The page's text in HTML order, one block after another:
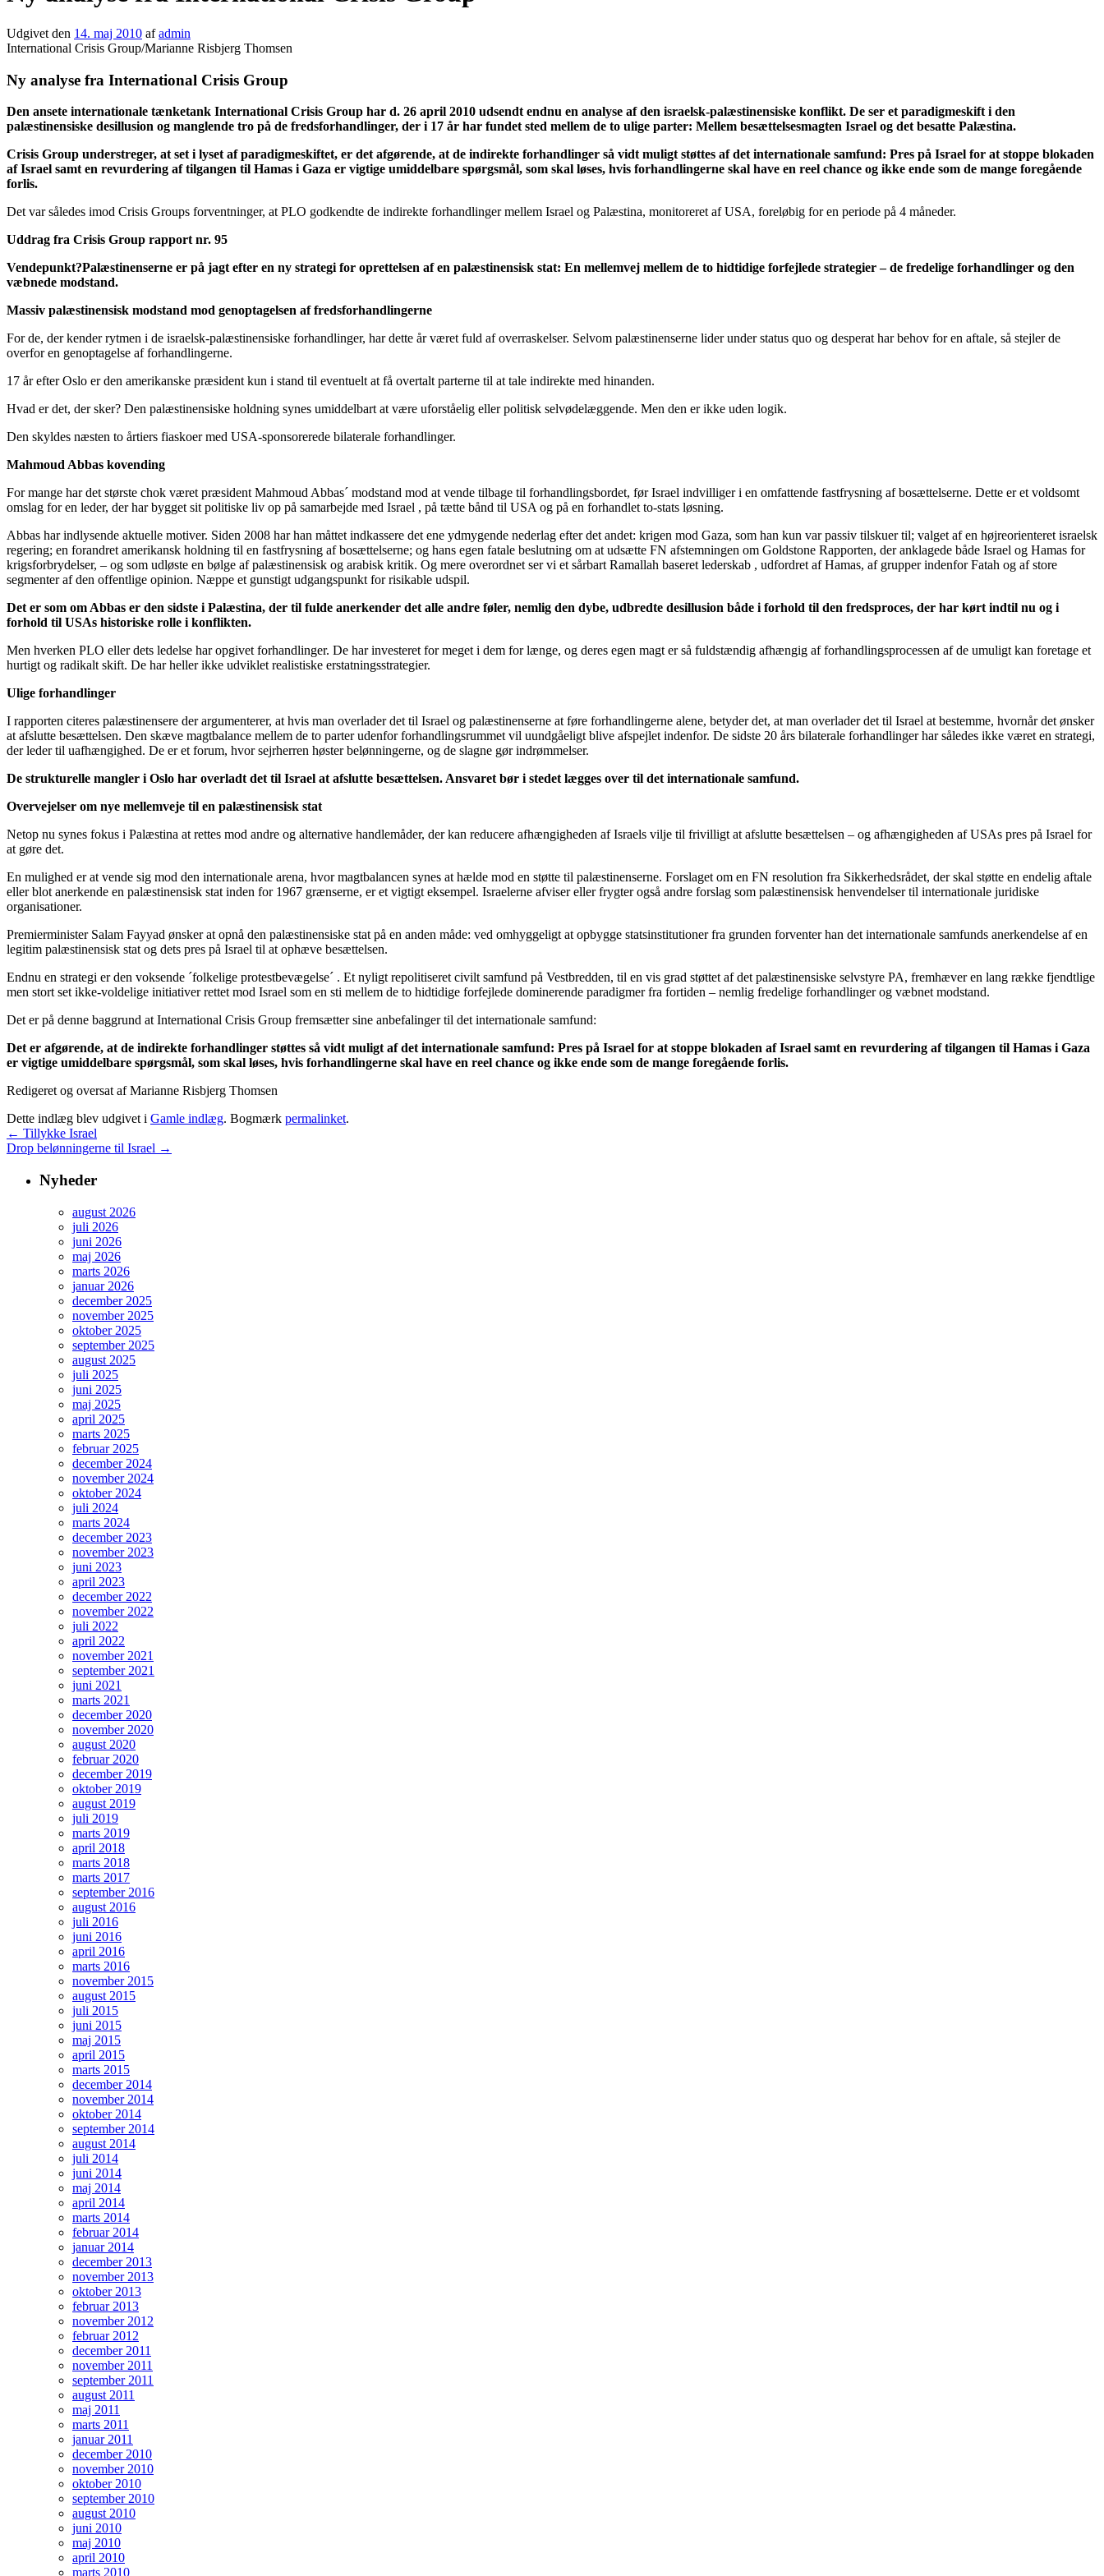
Udgivet den 14. maj 2010 af admin
International Crisis Group/Marianne Risbjerg Thomsen
Ny analyse fra International Crisis Group
Den ansete internationale tænketank International Crisis Group har d. 26 april 2010 udsendt endnu en analyse af den israelsk-palæstinensiske konflikt. De ser et paradigmeskift i den
palæstinensiske desillusion og manglende tro på de fredsforhandlinger, der i 17 år har fundet sted mellem de to ulige parter: Mellem besættelsesmagten Israel og det besatte Palæstina.
Crisis Group understreger, at set i lyset af paradigmeskiftet, er det afgørende, at de indirekte forhandlinger så vidt muligt støttes af det internationale samfund: Pres på Israel for at stoppe blokaden
af Israel samt en revurdering af tilgangen til Hamas i Gaza er vigtige umiddelbare spørgsmål, som skal løses, hvis forhandlingerne skal have en reel chance og ikke ende som de mange foregående
forlis.
Det var således imod Crisis Groups forventninger, at PLO godkendte de indirekte forhandlinger mellem Israel og Palæstina, monitoreret af USA, foreløbig for en periode på 4 måneder.
Uddrag fra Crisis Group rapport nr. 95
Vendepunkt?Palæstinenserne er på jagt efter en ny strategi for oprettelsen af en palæstinensisk stat: En mellemvej mellem de to hidtidige forfejlede strategier – de fredelige forhandlinger og den
væbnede modstand.
Massiv palæstinensisk modstand mod genoptagelsen af fredsforhandlingerne
For de, der kender rytmen i de israelsk-palæstinensiske forhandlinger, har dette år været fuld af overraskelser. Selvom palæstinenserne lider under status quo og desperat har behov for en aftale, så stejler de
overfor en genoptagelse af forhandlingerne.
17 år efter Oslo er den amerikanske præsident kun i stand til eventuelt at få overtalt parterne til at tale indirekte med hinanden.
Hvad er det, der sker? Den palæstinensiske holdning synes umiddelbart at være uforståelig eller politisk selvødelæggende. Men den er ikke uden logik.
Den skyldes næsten to årtiers fiaskoer med USA-sponsorerede bilaterale forhandlinger.
Mahmoud Abbas kovending
For mange har det største chok været præsident Mahmoud Abbas´ modstand mod at vende tilbage til forhandlingsbordet, før Israel indvilliger i en omfattende fastfrysning af bosættelserne. Dette er et voldsomt
omslag for en leder, der har bygget sit politiske liv op på samarbejde med Israel , på tætte bånd til USA og på en forhandlet to-stats løsning.
Abbas har indlysende aktuelle motiver. Siden 2008 har han måttet indkassere det ene ydmygende nederlag efter det andet: krigen mod Gaza, som han kun var passiv tilskuer til; valget af en højreorienteret israelsk
regering; en forandret amerikansk holdning til en fastfrysning af bosættelserne; og hans egen fatale beslutning om at udsætte FN afstemningen om Goldstone Rapporten, der anklagede både Israel og Hamas for
krigsforbrydelser, – og som udløste en bølge af palæstinensisk og arabisk kritik. Og mere overordnet ser vi et sårbart Ramallah baseret lederskab , udfordret af Hamas, af grupper indenfor Fatah og af store
segmenter af den offentlige opinion. Næppe et gunstigt udgangspunkt for risikable udspil.
Det er som om Abbas er den sidste i Palæstina, der til fulde anerkender det alle andre føler, nemlig den dybe, udbredte desillusion både i forhold til den fredsproces, der har kørt indtil nu og i
forhold til USAs historiske rolle i konflikten.
Men hverken PLO eller dets ledelse har opgivet forhandlinger. De har investeret for meget i dem for længe, og deres egen magt er så fuldstændig afhængig af forhandlingsprocessen af de umuligt kan foretage et
hurtigt og radikalt skift. De har heller ikke udviklet realistiske erstatningsstrategier.
Ulige forhandlinger
I rapporten citeres palæstinensere der argumenterer, at hvis man overlader det til Israel og palæstinenserne at føre forhandlingerne alene, betyder det, at man overlader det til Israel at bestemme, hvornår det ønsker
at afslutte besættelsen. Den skæve magtbalance mellem de to parter udenfor forhandlingsrummet vil uundgåeligt blive afspejlet indenfor. De sidste 20 års bilaterale forhandlinger har således ikke været en strategi,
der leder til uafhængighed. De er et forum, hvor sejrherren høster belønningerne, og de slagne gør indrømmelser.
De strukturelle mangler i Oslo har overladt det til Israel at afslutte besættelsen. Ansvaret bør i stedet lægges over til det internationale samfund.
Overvejelser om nye mellemveje til en palæstinensisk stat
Netop nu synes fokus i Palæstina at rettes mod andre og alternative handlemåder, der kan reducere afhængigheden af Israels vilje til frivilligt at afslutte besættelsen – og afhængigheden af USAs pres på Israel for
at gøre det.
En mulighed er at vende sig mod den internationale arena, hvor magtbalancen synes at hælde mod en støtte til palæstinenserne. Forslaget om en FN resolution fra Sikkerhedsrådet, der skal støtte en endelig aftale
eller blot anerkende en palæstinensisk stat inden for 1967 grænserne, er et vigtigt eksempel. Israelerne afviser eller frygter også andre forslag som palæstinensisk henvendelser til internationale juridiske
organisationer.
Premierminister Salam Fayyad ønsker at opnå den palæstinensiske stat på en anden måde: ved omhyggeligt at opbygge statsinstitutioner fra grunden forventer han det internationale samfunds anerkendelse af en
legitim palæstinensisk stat og dets pres på Israel til at ophæve besættelsen.
Endnu en strategi er den voksende ´folkelige protestbevægelse´ . Et nyligt repolitiseret civilt samfund på Vestbredden, til en vis grad støttet af det palæstinensiske selvstyre PA, fremhæver en lang række fjendtlige
men stort set ikke-voldelige initiativer rettet mod Israel som en sti mellem de to hidtidige forfejlede dominerende paradigmer fra fortiden – nemlig fredelige forhandlinger og væbnet modstand.
Det er på denne baggrund at International Crisis Group fremsætter sine anbefalinger til det internationale samfund:
Det er afgørende, at de indirekte forhandlinger støttes så vidt muligt af det internationale samfund: Pres på Israel for at stoppe blokaden af Israel samt en revurdering af tilgangen til Hamas i Gaza
er vigtige umiddelbare spørgsmål, som skal løses, hvis forhandlingerne skal have en reel chance og ikke ende som de mange foregående forlis.
Redigeret og oversat af Marianne Risbjerg Thomsen
Dette indlæg blev udgivet i Gamle indlæg. Bogmærk permalinket.
← Tillykke Israel
Drop belønningerne til Israel →
Nyheder
august 2026
juli 2026
juni 2026
maj 2026
marts 2026
januar 2026
december 2025
november 2025
oktober 2025
september 2025
august 2025
juli 2025
juni 2025
maj 2025
april 2025
marts 2025
februar 2025
december 2024
november 2024
oktober 2024
juli 2024
marts 2024
december 2023
november 2023
juni 2023
april 2023
december 2022
november 2022
juli 2022
april 2022
november 2021
september 2021
juni 2021
marts 2021
december 2020
november 2020
august 2020
februar 2020
december 2019
oktober 2019
august 2019
juli 2019
marts 2019
april 2018
marts 2018
marts 2017
september 2016
august 2016
juli 2016
juni 2016
april 2016
marts 2016
november 2015
august 2015
juli 2015
juni 2015
maj 2015
april 2015
marts 2015
december 2014
november 2014
oktober 2014
september 2014
august 2014
juli 2014
juni 2014
maj 2014
april 2014
marts 2014
februar 2014
januar 2014
december 2013
november 2013
oktober 2013
februar 2013
november 2012
februar 2012
december 2011
november 2011
september 2011
august 2011
maj 2011
marts 2011
januar 2011
december 2010
november 2010
oktober 2010
september 2010
august 2010
juni 2010
maj 2010
april 2010
marts 2010